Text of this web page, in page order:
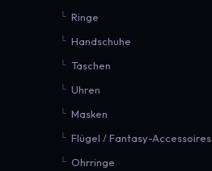
Ringe
Handschuhe
Taschen
Uhren
Masken
Flügel / Fantasy-Accessoires
Ohrringe